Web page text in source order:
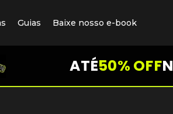
Guias Baixe nosso e-book
ATÉ50% OFF